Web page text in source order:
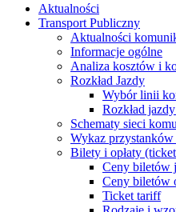
Aktualności
Transport Publiczny
Aktualności
Informacje ogólne
Analiza kosztów i
Rozkład Jazdy
Wybór linii
Rozkład
Schematy sieci
Wykaz
Bilety i opłaty
Ceny biletów
Ceny biletów
Ticket tariff